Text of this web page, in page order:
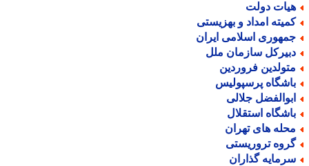
دولت
امداد و بهزیستی
اسلامی ایران
سازمان ملل
فروردین
پرسپولیس
جلالی
استقلال
های تهران
تروریستی
گذاران